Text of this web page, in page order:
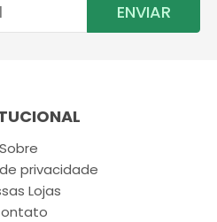
ENVIAR
Sobre
privacidade
Lojas